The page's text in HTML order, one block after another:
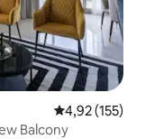
Gemiddelde
4,92 (155)
Balcony